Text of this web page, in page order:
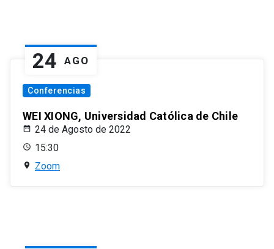
24 AGO
Conferencias
WEI XIONG, Universidad Católica de Chile
24 de Agosto de 2022
15:30
Zoom